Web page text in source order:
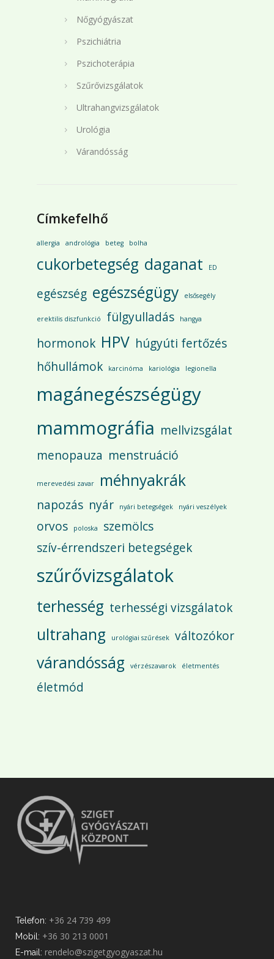
Nőgyógyászat
Pszichiátria
Pszichoterápia
Szűrővizsgálatok
Ultrahangvizsgálatok
Urológia
Várandósság
Címkefelhő
allergia andrológia beteg bolha
cukorbetegség daganat ED
egészség egészségügy elsősegély
erektilis diszfunkció fülgyulladás hangya
hormonok HPV húgyúti fertőzés
hőhullámok
karcinóma kariológia legionella
magánegészségügy
mammográfia mellvizsgálat
menopauza menstruáció
merevedési zavar méhnyakrák
napozás nyár nyári betegségek nyári veszélyek
orvos poloska
szemölcs
szív-érrendszeri betegségek
szűrővizsgálatok
terhesség terhességi vizsgálatok
ultrahang urológiai szűrések változókor
várandósság vérzészavarok életmentés
életmód
Telefon: +36 24 739 499
Mobil: +36 30 213 0001
E-mail: rendelo@szigetgyogyaszat.hu